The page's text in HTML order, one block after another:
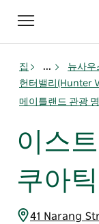
Toggle
navigation
집 ... 뉴사우
헌터밸리(Hunter
메이틀랜드 관광
이스
쿠아
41 Narang